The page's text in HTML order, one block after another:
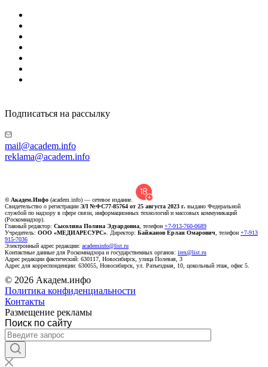
Подписаться на рассылку
mail@academ.info
reklama@academ.info
© Академ.Инфо (academ.info) — сетевое издание.
Свидетельство о регистрации ЭЛ №ФС77-85764 от 25 августа 2023 г. выдано Федеральной
службой по надзору в сфере связи, информационных технологий и массовых коммуникаций
(Роскомнадзор).
Главный редактор: Сысолина Полина Эдуардовна , телефон +7-913-760-0689
Учредитель: ООО «МЕДИАРЕСУРС» . Директор: Байжанов Ерлан Омарович , телефон +7-913
915-7036
Электронный адрес редакции: academinfo@list.ru
Контактные данные для Роскомнадзора и государственных органов: irex@list.ru
Адрес редакции фактический: 630117, Новосибирск, улица Полевая, 3
Адрес для корреспонденции: 630055, Новосибирск, ул. Разъездная, 10, цокольный этаж, офис 5.
© 2026 Академ.инфо
Политика конфиденциальности
Контакты
Размещение рекламы
Поиск по сайту